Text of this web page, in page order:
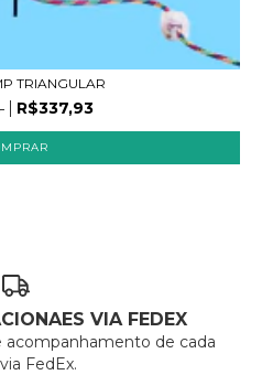
TRIANGULAR
R$337,93
VIA FEDEX
acompanhamento de cada
FedEx.